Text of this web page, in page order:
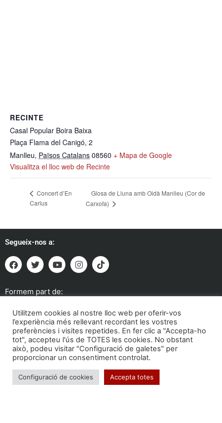
RECINTE
Casal Popular Boira Baixa
Plaça Flama del Canigó, 2
Manlleu, Països Catalans 08560 + Mapa de Google
Visualitza el lloc web de Recinte
Concert d’En
Carlus
Glosa de Lluna amb Oidà Manlleu (Cor de
Carxofa)
Segueix-nos a:
Formem part de:
Utilitzem cookies al nostre lloc web per oferir-vos
l’experiència més rellevant recordant les vostres
preferències i visites repetides. En fer clic a "Accepta-ho
tot", accepteu l'ús de TOTES les cookies. No obstant
això, podeu visitar "Configuració de galetes" per
proporcionar un consentiment controlat.
Configuració de cookies Accepta totes